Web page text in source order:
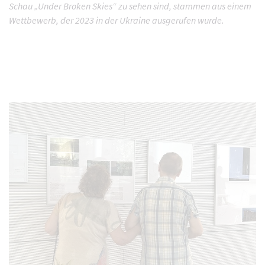
Schau „Under Broken Skies“ zu sehen sind, stammen aus einem
Wettbewerb, der 2023 in der Ukraine ausgerufen wurde.